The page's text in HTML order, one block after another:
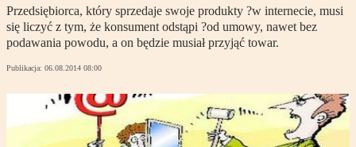
Przedsiębiorca, który sprzedaje swoje produkty ?w internecie, musi
się liczyć z tym, że konsument odstąpi ?od umowy, nawet bez
podawania powodu, a on będzie musiał przyjąć towar.
Publikacja: 06.08.2014 08:00